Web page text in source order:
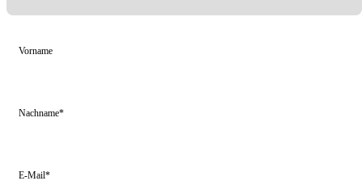
Vorname
Nachname*
E-Mail*